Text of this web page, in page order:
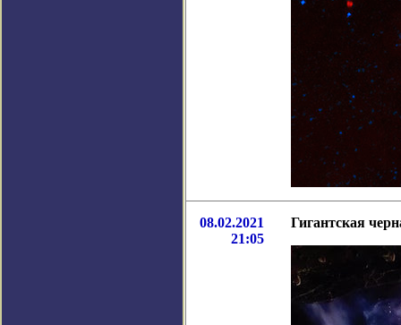
08.02.2021
21:05
Гигантская